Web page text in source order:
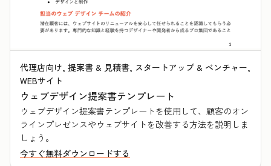
代理店向け, 提案書 & 見積書, スタートアップ & ベンチャー,
WEBサイト
ウェブデザイン提案書テンプレート
ウェブデザイン提案書テンプレートを使用して、顧客のオン
ラインプレゼンスやウェブサイトを改善する方法を説明しま
しょう。
今すぐ無料ダウンロードする